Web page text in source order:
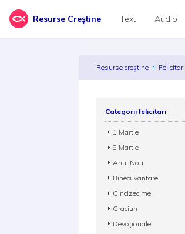
Resurse Creștine Text Audio
Resurse creștine Felicitari
Categorii felicitari
1 Martie
8 Martie
Anul Nou
Binecuvantare
Cincizecime
Craciun
Devoționale